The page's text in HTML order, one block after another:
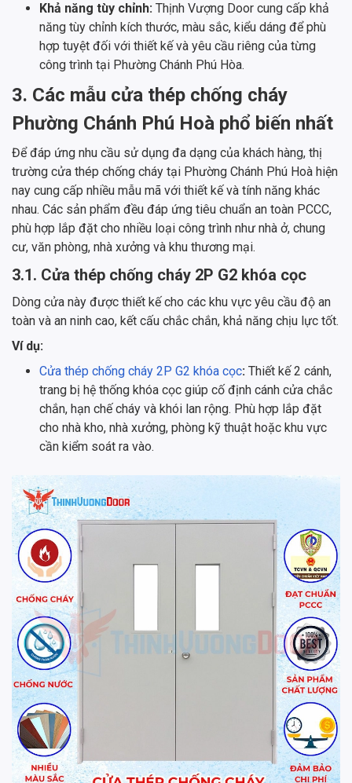
Khả năng tùy chỉnh: Thịnh Vượng Door cung cấp khả
năng tùy chỉnh kích thước, màu sắc, kiểu dáng để phù
hợp tuyệt đối với thiết kế và yêu cầu riêng của từng
công trình tại Phường Chánh Phú Hòa.
3. Các mẫu cửa thép chống cháy
Phường Chánh Phú Hoà phổ biến nhất
Để đáp ứng nhu cầu sử dụng đa dạng của khách hàng, thị
trường cửa thép chống cháy tại Phường Chánh Phú Hoà hiện
nay cung cấp nhiều mẫu mã với thiết kế và tính năng khác
nhau. Các sản phẩm đều đáp ứng tiêu chuẩn an toàn PCCC,
phù hợp lắp đặt cho nhiều loại công trình như nhà ở, chung
cư, văn phòng, nhà xưởng và khu thương mại.
3.1. Cửa thép chống cháy 2P G2 khóa cọc
Dòng cửa này được thiết kế cho các khu vực yêu cầu độ an
toàn và an ninh cao, kết cấu chắc chắn, khả năng chịu lực tốt.
Ví dụ:
Cửa thép chống cháy 2P G2 khóa cọc: Thiết kế 2 cánh,
trang bị hệ thống khóa cọc giúp cố định cánh cửa chắc
chắn, hạn chế cháy và khói lan rộng. Phù hợp lắp đặt
cho nhà kho, nhà xưởng, phòng kỹ thuật hoặc khu vực
cần kiểm soát ra vào.